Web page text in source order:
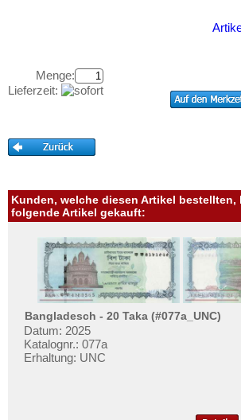
Aufbewahrung
Ihre Bewertungen
Informationen
Ankauf
Erhaltungsgrade
Gratisbanknoten
FAQ
Mehr über...
Privatsphäre und Datenschutz
Menge:
Lieferzeit:
Kunden, welche diesen Artikel bestellten,
folgende Artikel gekauft:
Bangladesch - 20 Taka (#077a_UNC)
Datum: 2025
Katalognr.: 077a
Erhaltung: UNC